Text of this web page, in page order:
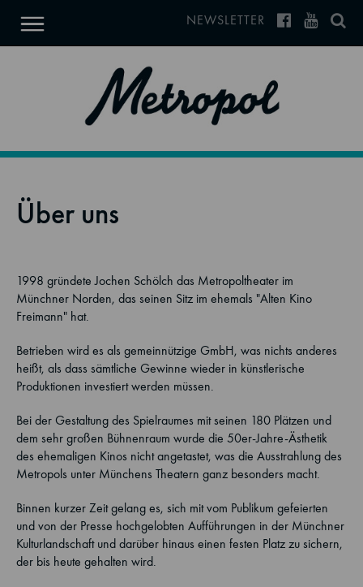
NEWSLETTER
Über uns
1998 gründete Jochen Schölch das Metropoltheater im
Münchner Norden, das seinen Sitz im ehemals "Alten Kino
Freimann" hat.
Betrieben wird es als gemeinnützige GmbH, was nichts anderes
heißt, als dass sämtliche Gewinne wieder in künstlerische
Produktionen investiert werden müssen.
Bei der Gestaltung des Spielraumes mit seinen 180 Plätzen und
dem sehr großen Bühnenraum wurde die 50er-Jahre-Ästhetik
des ehemaligen Kinos nicht angetastet, was die Ausstrahlung des
Metropols unter Münchens Theatern ganz besonders macht.
Binnen kurzer Zeit gelang es, sich mit vom Publikum gefeierten
und von der Presse hochgelobten Aufführungen in der Münchner
Kulturlandschaft und darüber hinaus einen festen Platz zu sichern,
der bis heute gehalten wird.